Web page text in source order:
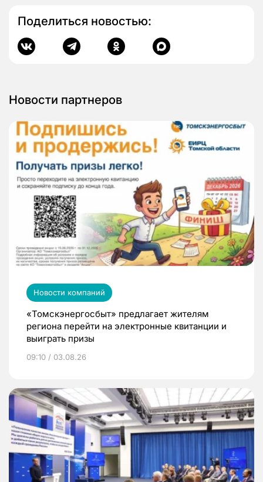
Поделиться новостью:
Новости партнеров
Новости компаний
«Томскэнергосбыт» предлагает жителям
региона перейти на электронные квитанции и
выиграть призы
09:10 / 03.08.26